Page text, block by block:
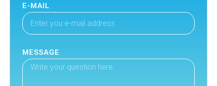
E-MAIL
MESSAGE